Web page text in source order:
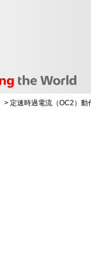
> 定速時過電流（OC2）動